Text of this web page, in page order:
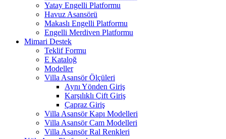
Yatay Engelli Platformu
Havuz Asansörü
Makaslı Engelli Platformu
Engelli Merdiven Platformu
Mimari Destek
Teklif Formu
E Kataloğ
Modeller
Villa Asansör Ölçüleri
Aynı Yönden Giriş
Karşılıklı Çift Giriş
Çapraz Giriş
Villa Asansör Kapı Modelleri
Villa Asansör Cam Modelleri
Villa Asansör Ral Renkleri